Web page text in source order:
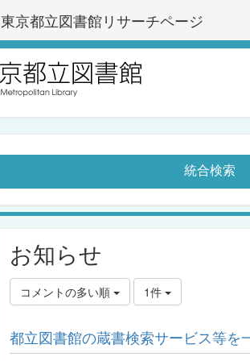
東京都立図書館リサーチページ
統合検索
お知らせ
コメントの多い順 1件
都立図書館の蔵書検索サービス等を